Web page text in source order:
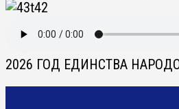
2026 ГОД ЕДИНСТВА